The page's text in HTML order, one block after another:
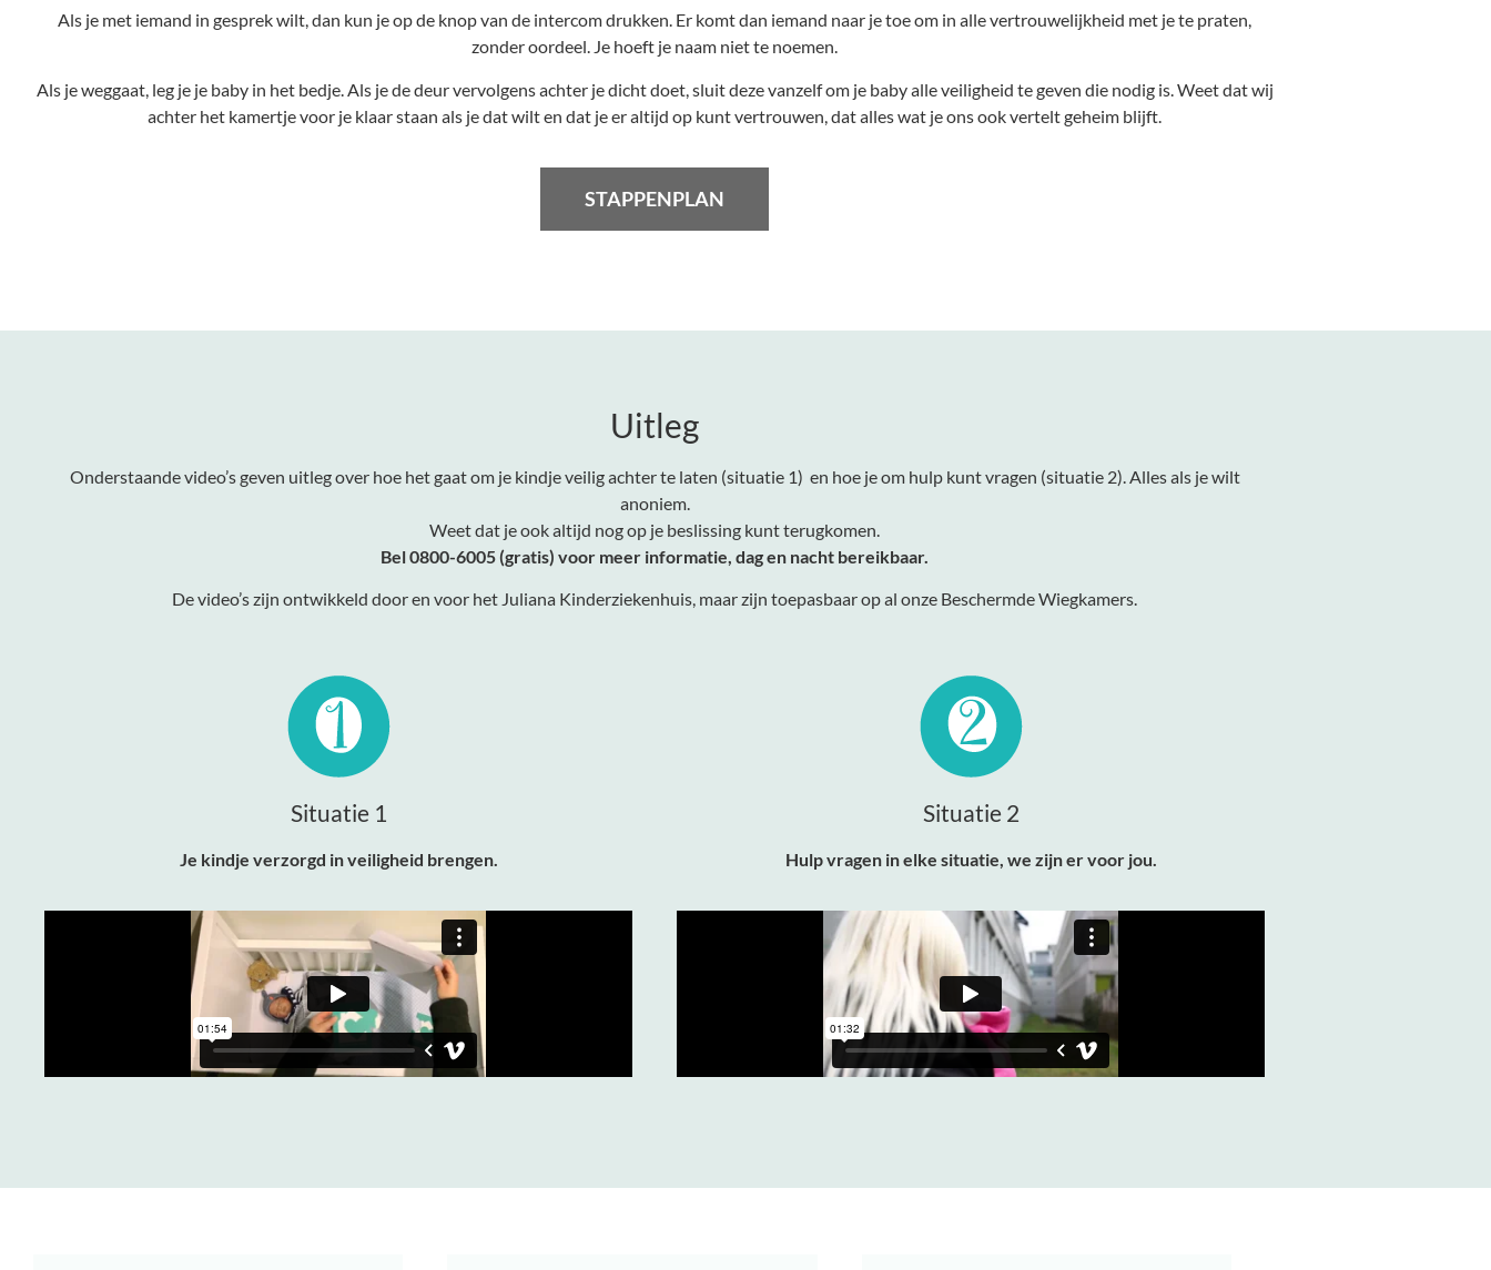
Als je met iemand in gesprek wilt, dan kun je op de knop van de intercom drukken. Er komt dan iemand naar je toe om in alle vertrouwelijkheid met je te praten,
zonder oordeel. Je hoeft je naam niet te noemen.
Als je weggaat, leg je je baby in het bedje. Als je de deur vervolgens achter je dicht doet, sluit deze vanzelf om je baby alle veiligheid te geven die nodig is. Weet dat wij
achter het kamertje voor je klaar staan als je dat wilt en dat je er altijd op kunt vertrouwen, dat alles wat je ons ook vertelt geheim blijft.
STAPPENPLAN
Uitleg
Onderstaande video’s geven uitleg over hoe het gaat om je kindje veilig achter te laten (situatie 1) en hoe je om hulp kunt vragen (situatie 2). Alles als je wilt
anoniem.
Weet dat je ook altijd nog op je beslissing kunt terugkomen.
Bel 0800-6005 (gratis) voor meer informatie, dag en nacht bereikbaar.
De video’s zijn ontwikkeld door en voor het Juliana Kinderziekenhuis, maar zijn toepasbaar op al onze Beschermde Wiegkamers.
Situatie 1
Je kindje verzorgd in veiligheid brengen.
Situatie 2
Hulp vragen in elke situatie, we zijn er voor jou.